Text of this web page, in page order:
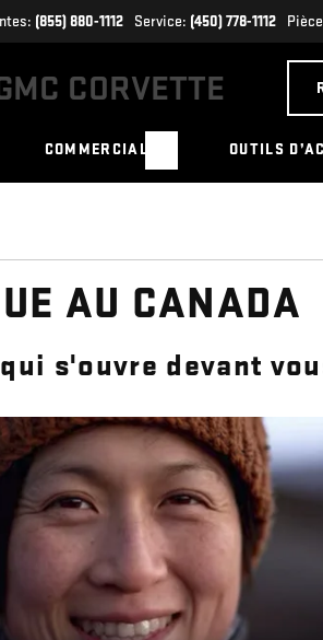
(855) 880-1112 Service: (450) 778-1112
COMMERCIAL OUTILS
AU CANADA
s'ouvre devant